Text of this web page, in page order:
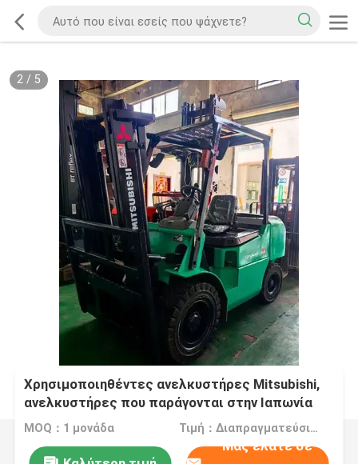
2/ 5
Χρησιμοποιηθέντες ανελκυστήρες Mitsubishi,
ανελκυστήρες που παράγονται στην Ιαπωνία
MOQ：1 μονάδα Τιμή：Διαπραγματεύσιμος
Μας ελάτε σε